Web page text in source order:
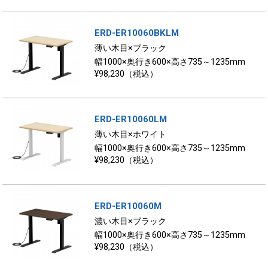
ERD-ER10060BKLM
薄い木目×ブラック
幅1000×奥行き600×高さ735～1235mm
¥98,230（税込）
ERD-ER10060LM
薄い木目×ホワイト
幅1000×奥行き600×高さ735～1235mm
¥98,230（税込）
ERD-ER10060M
濃い木目×ブラック
幅1000×奥行き600×高さ735～1235mm
¥98,230（税込）